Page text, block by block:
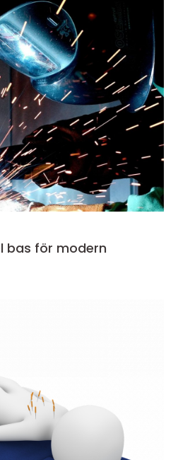
bas för modern